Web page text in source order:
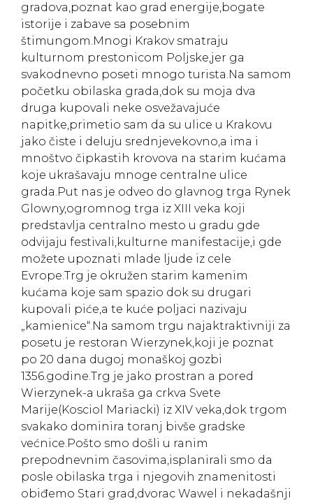
gradova,poznat kao grad energije,bogate
istorije i zabave sa posebnim
štimungom.Mnogi Krakov smatraju
kulturnom prestonicom Poljske,jer ga
svakodnevno poseti mnogo turista.Na samom
početku obilaska grada,dok su moja dva
druga kupovali neke osvežavajuće
napitke,primetio sam da su ulice u Krakovu
jako čiste i deluju srednjevekovno,a ima i
mnoštvo čipkastih krovova na starim kućama
koje ukrašavaju mnoge centralne ulice
grada.Put nas je odveo do glavnog trga Rynek
Glowny,ogromnog trga iz XIII veka koji
predstavlja centralno mesto u gradu gde
odvijaju festivali,kulturne manifestacije,i gde
možete upoznati mlade ljude iz cele
Evrope.Trg je okružen starim kamenim
kućama koje sam spazio dok su drugari
kupovali piće,a te kuće poljaci nazivaju
„kamienice“.Na samom trgu najaktraktivniji za
posetu je restoran Wierzynek,koji je poznat
po 20 dana dugoj monaškoj gozbi
1356.godine.Trg je jako prostran a pored
Wierzynek-a ukraša ga crkva Svete
Marije(Kosciol Mariacki) iz XIV veka,dok trgom
svakako dominira toranj bivše gradske
većnice.Pošto smo došli u ranim
prepodnevnim časovima,isplanirali smo da
posle obilaska trga i njegovih znamenitosti
obiđemo Stari grad,dvorac Wawel i nekadašnji